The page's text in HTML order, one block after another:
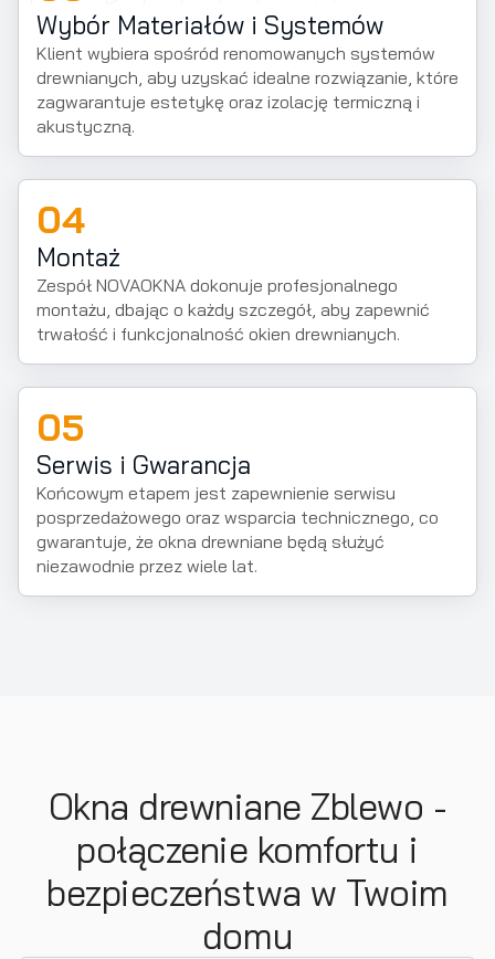
Wybór Materiałów i Systemów
Klient wybiera spośród renomowanych systemów
drewnianych, aby uzyskać idealne rozwiązanie, które
zagwarantuje estetykę oraz izolację termiczną i
akustyczną.
04
Montaż
Zespół NOVAOKNA dokonuje profesjonalnego
montażu, dbając o każdy szczegół, aby zapewnić
trwałość i funkcjonalność okien drewnianych.
05
Serwis i Gwarancja
Końcowym etapem jest zapewnienie serwisu
posprzedażowego oraz wsparcia technicznego, co
gwarantuje, że okna drewniane będą służyć
niezawodnie przez wiele lat.
Okna drewniane Zblewo -
połączenie komfortu i
bezpieczeństwa w Twoim
domu